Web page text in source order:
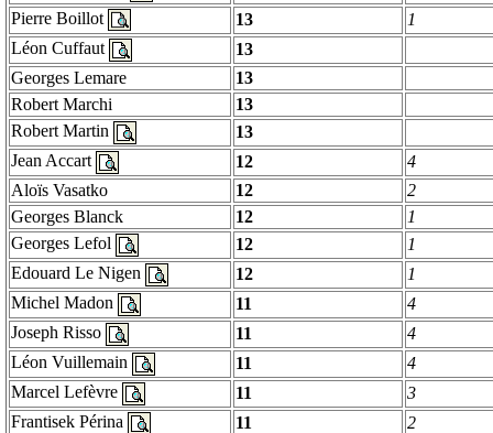
Pierre Boillot 13
1
Léon Cuffaut
13
Georges Lemare
13
Robert Marchi
13
Robert Martin
13
Jean Accart 12
4
Aloïs Vasatko 12
2
Georges Blanck 12
1
Georges Lefol 12
1
Edouard Le Nigen 12
1
Michel Madon 11
4
Joseph Risso 11
4
Léon Vuillemain 11
4
Marcel Lefèvre
11
3
Frantisek Périna 11
2